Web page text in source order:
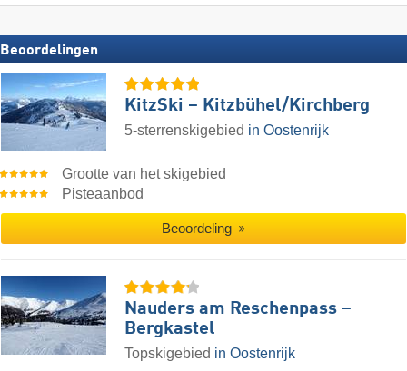
Beoordelingen
KitzSki – Kitzbühel/​Kirchberg
5-sterrenskigebied in Oostenrijk
Grootte van het skigebied
Pisteaanbod
Beoordeling
Nauders am Reschenpass –
Bergkastel
Topskigebied in Oostenrijk